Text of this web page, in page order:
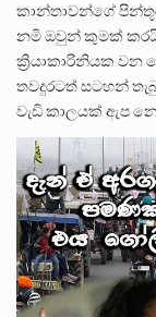
කාන්තාවන්ගේ පින්තූර
නමි ඔවුන් කුමක්
ක්‍රියාකාරිනියක වන
තවදුරටත් සටහන්
වැඩි කාලයක් ඇප